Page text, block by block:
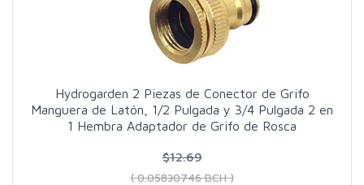
Hydrogarden 2 Piezas de Conector de Grifo
Manguera de Latón, 1/2 Pulgada y 3/4 Pulgada 2 en
1 Hembra Adaptador de Grifo de Rosca
$12.69
( 0.05830746 BCH )